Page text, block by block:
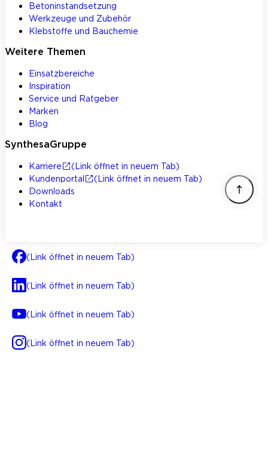
Betoninstandsetzung
Werkzeuge und Zubehör
Klebstoffe und Bauchemie
Weitere Themen
Einsatzbereiche
Inspiration
Service und Ratgeber
Marken
Blog
SynthesaGruppe
Karriere
(Link öffnet in neuem Tab)
Kundenportal
(Link öffnet in neuem Tab)
Downloads
Kontakt
(Link öffnet in neuem Tab)
(Link öffnet in neuem Tab)
(Link öffnet in neuem Tab)
(Link öffnet in neuem Tab)